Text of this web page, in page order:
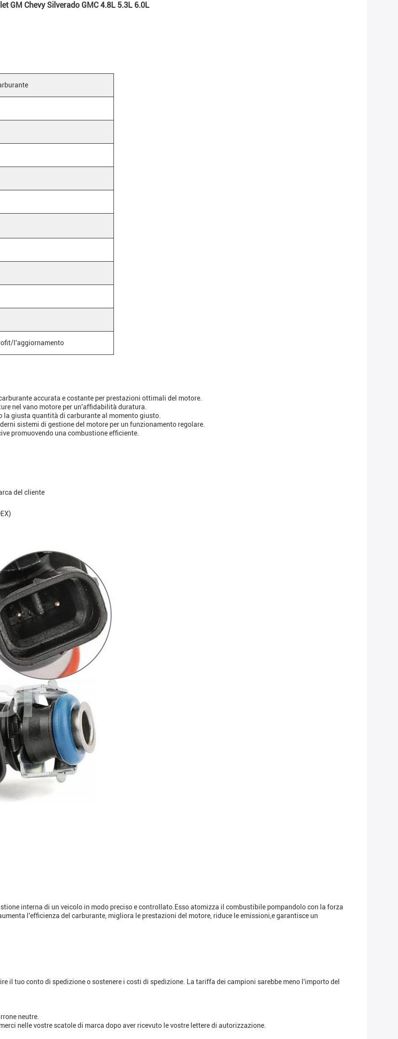
GM Chevy Silverado GMC 4.8L 5.3L 6.0L
l'aggiornamento
accurata e costante per prestazioni ottimali del motore.
nel vano motore per un'affidabilità duratura.
giusta quantità di carburante al momento giusto.
sistemi di gestione del motore per un funzionamento regolare.
promuovendo una combustione efficiente.
del cliente
interna di un veicolo in modo preciso e controllato.Esso atomizza il combustibile pompandolo con la forza
l'efficienza del carburante, migliora le prestazioni del motore, riduce le emissioni,e garantisce un
il tuo conto di spedizione o sostenere i costi di spedizione. La tariffa dei campioni sarebbe meno l'importo del
neutre.
nelle vostre scatole di marca dopo aver ricevuto le vostre lettere di autorizzazione.